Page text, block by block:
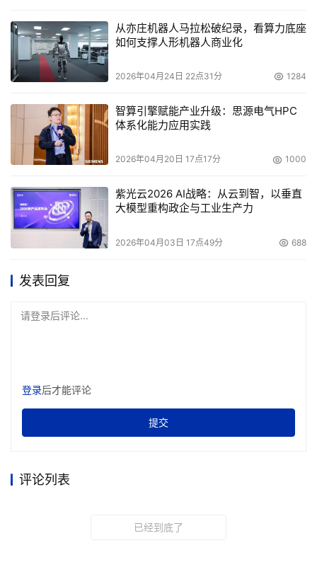
从亦庄机器人马拉松破纪录，看算力底座
如何支撑人形机器人商业化
2026年04月24日 22点31分 1284
智算引擎赋能产业升级：思源电气HPC
体系化能力应用实践
2026年04月20日 17点17分 1000
紫光云2026 AI战略：从云到智，以垂直
大模型重构政企与工业生产力
2026年04月03日 17点49分 688
发表回复
请登录后评论...
登录后才能评论
提交
评论列表
已经到底了